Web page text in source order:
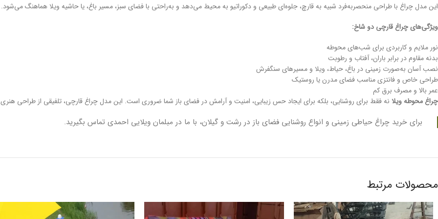
این مدل چراغ با طراحی منحصربه‌فرد شبیه به قارچ، جلوه‌ای طبیعی و دکوراتیو به محیط می‌دهد و به‌راحتی با فضای سبز، مسیر باغ، یا حاشیه ویلا هماهنگ می‌شود.
ویژگی‌های چراغ قارچی دو شاخ:
نور ملایم و کاربردی برای شب‌های محوطه
بدنه مقاوم در برابر باران، آفتاب و رطوبت
نصب آسان به‌صورت زمینی در باغ، حیاط، ویلا و مسیرهای سنگفرش
طراحی خاص و فانتزی مناسب فضای مدرن یا روستیک
عمر بالا و مصرف برق کم
چراغ محوطه ویلا نه فقط برای روشنایی، بلکه برای ایجاد حس زیبایی، امنیت و آرامش در فضای باز شما ضروری است. این مدل چراغ قارچی، تلفیقی از طراحی
برای خرید چراغ حیاطی زمینی و انواع روشنایی فضای باز در رشت و گیلان، با ما در مبلمان ویلایی احمدی تماس بگیرید.
محصولات مرتبط